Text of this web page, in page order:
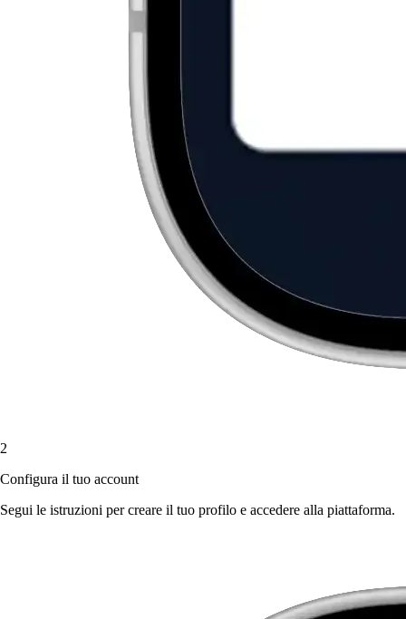
2
Configura il tuo account
Segui le istruzioni per creare il tuo profilo e accedere alla piattaforma.